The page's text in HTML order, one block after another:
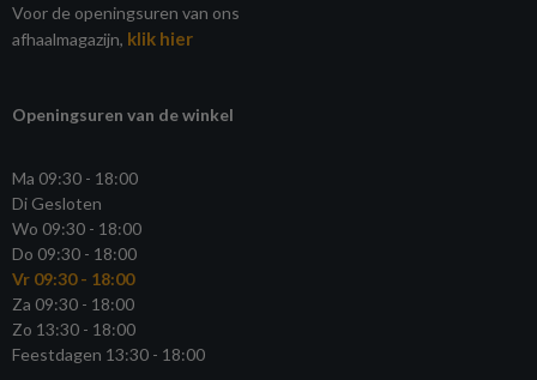
Voor de openingsuren van ons
afhaalmagazijn, klik hier
Openingsuren van de winkel
Ma 09:30 - 18:00
Di Gesloten
Wo 09:30 - 18:00
Do 09:30 - 18:00
Vr 09:30 - 18:00
Za 09:30 - 18:00
Zo 13:30 - 18:00
Feestdagen 13:30 - 18:00